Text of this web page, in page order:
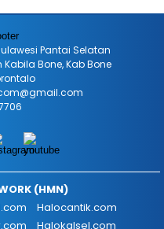
Pantai Selatan
Bone, Kab Bone
(HMN)
Halocantik.com
Halokalsel.com